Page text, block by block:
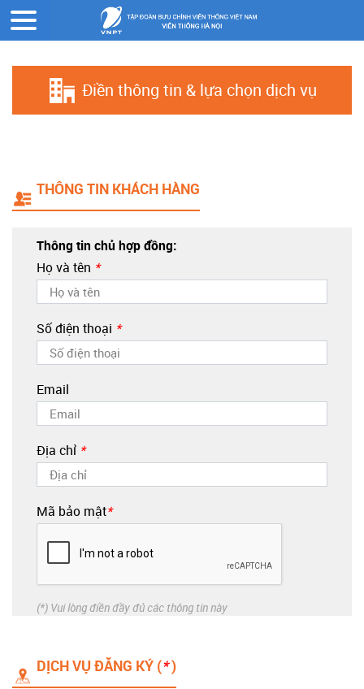
Trang chủ Đăng ký online
Điền thông tin & lựa chọn dịch vụ
THÔNG TIN KHÁCH HÀNG
Thông tin chủ hợp đồng:
Họ và tên *
Số điện thoại *
Email
Địa chỉ *
Mã bảo mật*
(*) Vui lòng điền đầy đủ các thông tin này
DỊCH VỤ ĐĂNG KÝ (*)